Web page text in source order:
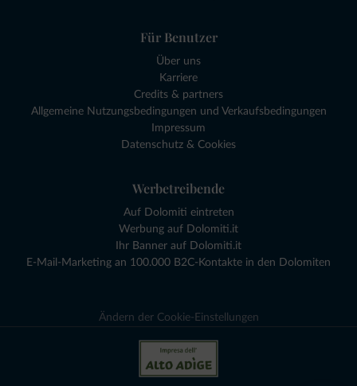
Für Benutzer
Über uns
Karriere
Credits & partners
Allgemeine Nutzungsbedingungen und Verkaufsbedingungen
Impressum
Datenschutz & Cookies
Werbetreibende
Auf Dolomiti eintreten
Werbung auf Dolomiti.it
Ihr Banner auf Dolomiti.it
E-Mail-Marketing an 100.000 B2C-Kontakte in den Dolomiten
Ändern der Cookie-Einstellungen